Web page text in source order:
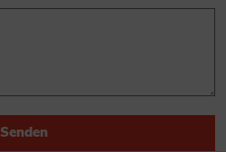
Senden